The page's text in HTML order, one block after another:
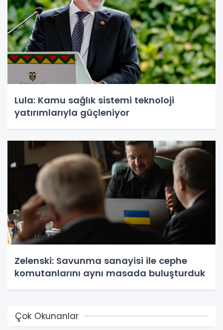
Lula: Kamu sağlık sistemi teknoloji
yatırımlarıyla güçleniyor
Zelenski: Savunma sanayisi ile cephe
komutanlarını aynı masada buluşturduk
Çok Okunanlar